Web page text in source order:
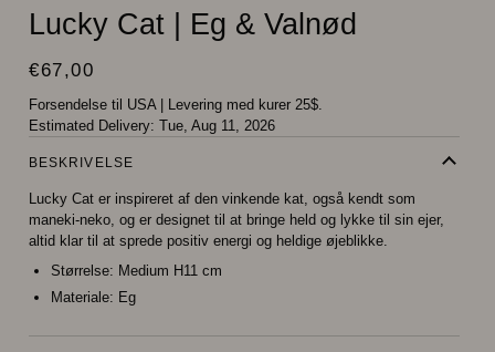
Lucky Cat | Eg & Valnød
€67,00
Forsendelse til USA | Levering med kurer 25$.
Estimated Delivery: Tue, Aug 11, 2026
BESKRIVELSE
Lucky Cat er inspireret af den vinkende kat, også kendt som
maneki-neko, og er designet til at bringe held og lykke til sin ejer,
altid klar til at sprede positiv energi og heldige øjeblikke.
Størrelse: Medium H11 cm
Materiale: Eg